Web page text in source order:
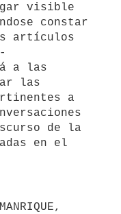
visible
constar
artículos
las
a
de la
en el